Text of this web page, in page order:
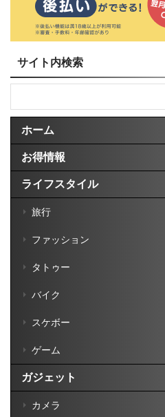
サイト内検索
ホーム
お得情報
ライフスタイル
旅行
ファッション
タトゥー
バイク
スケボー
ゲーム
ガジェット
カメラ